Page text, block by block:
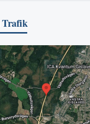
Trafik